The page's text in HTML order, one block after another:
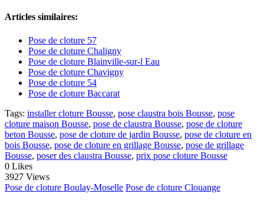
Articles similaires:
Pose de cloture 57
Pose de cloture Chaligny
Pose de cloture Blainville-sur-l Eau
Pose de cloture Chavigny
Pose de cloture 54
Pose de cloture Baccarat
Tags: installer cloture Bousse, pose claustra bois Bousse, pose
cloture maison Bousse, pose de claustra Bousse, pose de cloture
beton Bousse, pose de cloture de jardin Bousse, pose de cloture en
bois Bousse, pose de cloture en grillage Bousse, pose de grillage
Bousse, poser des claustra Bousse, prix pose cloture Bousse
0 Likes
3927 Views
Pose de cloture Boulay-Moselle Pose de cloture Clouange